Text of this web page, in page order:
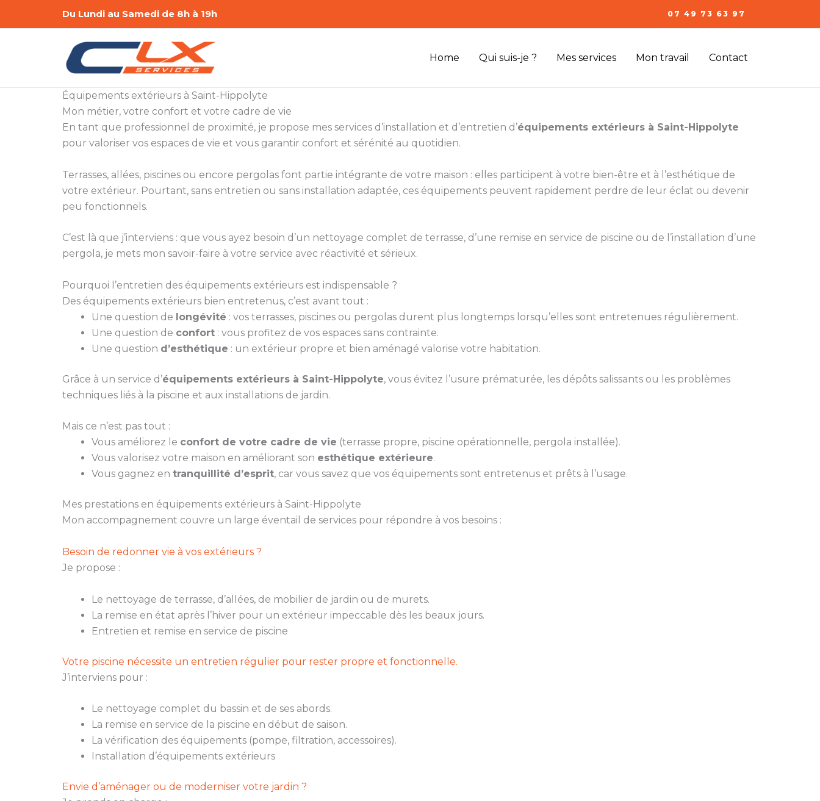
Du Lundi au Samedi de 8h à 19h 07 49 73 63 97
Home Qui suis-je ? Mes services Mon travail Contact
Équipements extérieurs à Saint-Hippolyte
Mon métier, votre confort et votre cadre de vie
En tant que professionnel de proximité, je propose mes services d’installation et d’entretien d’équipements extérieurs à Saint-Hippolyte
pour valoriser vos espaces de vie et vous garantir confort et sérénité au quotidien.
Terrasses, allées, piscines ou encore pergolas font partie intégrante de votre maison : elles participent à votre bien-être et à l’esthétique de
votre extérieur. Pourtant, sans entretien ou sans installation adaptée, ces équipements peuvent rapidement perdre de leur éclat ou devenir
peu fonctionnels.
C’est là que j’interviens : que vous ayez besoin d’un nettoyage complet de terrasse, d’une remise en service de piscine ou de l’installation d’une
pergola, je mets mon savoir-faire à votre service avec réactivité et sérieux.
Pourquoi l’entretien des équipements extérieurs est indispensable ?
Des équipements extérieurs bien entretenus, c’est avant tout :
Une question de longévité : vos terrasses, piscines ou pergolas durent plus longtemps lorsqu’elles sont entretenues régulièrement.
Une question de confort : vous profitez de vos espaces sans contrainte.
Une question d’esthétique : un extérieur propre et bien aménagé valorise votre habitation.
Grâce à un service d’équipements extérieurs à Saint-Hippolyte, vous évitez l’usure prématurée, les dépôts salissants ou les problèmes
techniques liés à la piscine et aux installations de jardin.
Mais ce n’est pas tout :
Vous améliorez le confort de votre cadre de vie (terrasse propre, piscine opérationnelle, pergola installée).
Vous valorisez votre maison en améliorant son esthétique extérieure.
Vous gagnez en tranquillité d’esprit, car vous savez que vos équipements sont entretenus et prêts à l’usage.
Mes prestations en équipements extérieurs à Saint-Hippolyte
Mon accompagnement couvre un large éventail de services pour répondre à vos besoins :
Besoin de redonner vie à vos extérieurs ?
Je propose :
Le nettoyage de terrasse, d’allées, de mobilier de jardin ou de murets.
La remise en état après l’hiver pour un extérieur impeccable dès les beaux jours.
Entretien et remise en service de piscine
Votre piscine nécessite un entretien régulier pour rester propre et fonctionnelle.
J’interviens pour :
Le nettoyage complet du bassin et de ses abords.
La remise en service de la piscine en début de saison.
La vérification des équipements (pompe, filtration, accessoires).
Installation d’équipements extérieurs
Envie d’aménager ou de moderniser votre jardin ?